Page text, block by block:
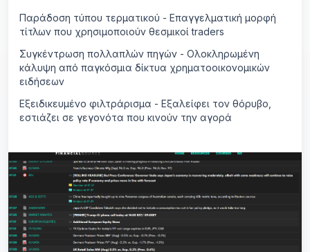
Παράδοση τύπου τερματικού - Επαγγελματική μορφή
τίτλων που χρησιμοποιούν θεσμικοί traders
Συγκέντρωση πολλαπλών πηγών - Ολοκληρωμένη
κάλυψη από παγκόσμια δίκτυα χρηματοοικονομικών
ειδήσεων
Εξειδικευμένο φιλτράρισμα - Εξαλείφει τον θόρυβο,
εστιάζει σε γεγονότα που κινούν την αγορά